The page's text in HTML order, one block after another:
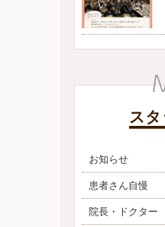
ス
お知らせ
患者さん自慢
院長・ドクター